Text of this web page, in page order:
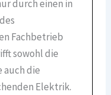
durch einen in
Fachbetrieb
sowohl die
auch die
Elektrik.